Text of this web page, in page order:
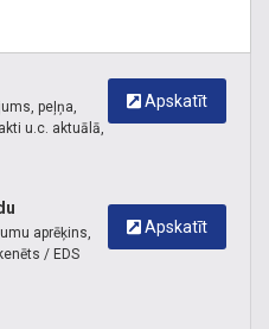
Apskatīt
peļņa,
u.c. aktuālā,
Apskatīt
aprēķins,
/ EDS